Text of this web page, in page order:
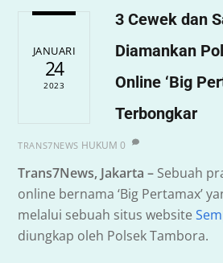
JANUARI
24
2023
3 Cewek dan
Diamankan
Online ‘Big
Terbongkar
TRANS7NEWS HUKUM 0
Trans7News, Jakarta – Sebuah
online bernama ‘Big Pertamax’
melalui sebuah situs website
diungkap oleh Polsek Tambora.